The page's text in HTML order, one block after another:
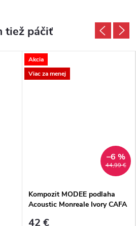
Akcia
Viac za menej
44,99 €
–6 %
Kompozit MODEE podlaha
Acoustic Monreale Ivory CAFA
42 €